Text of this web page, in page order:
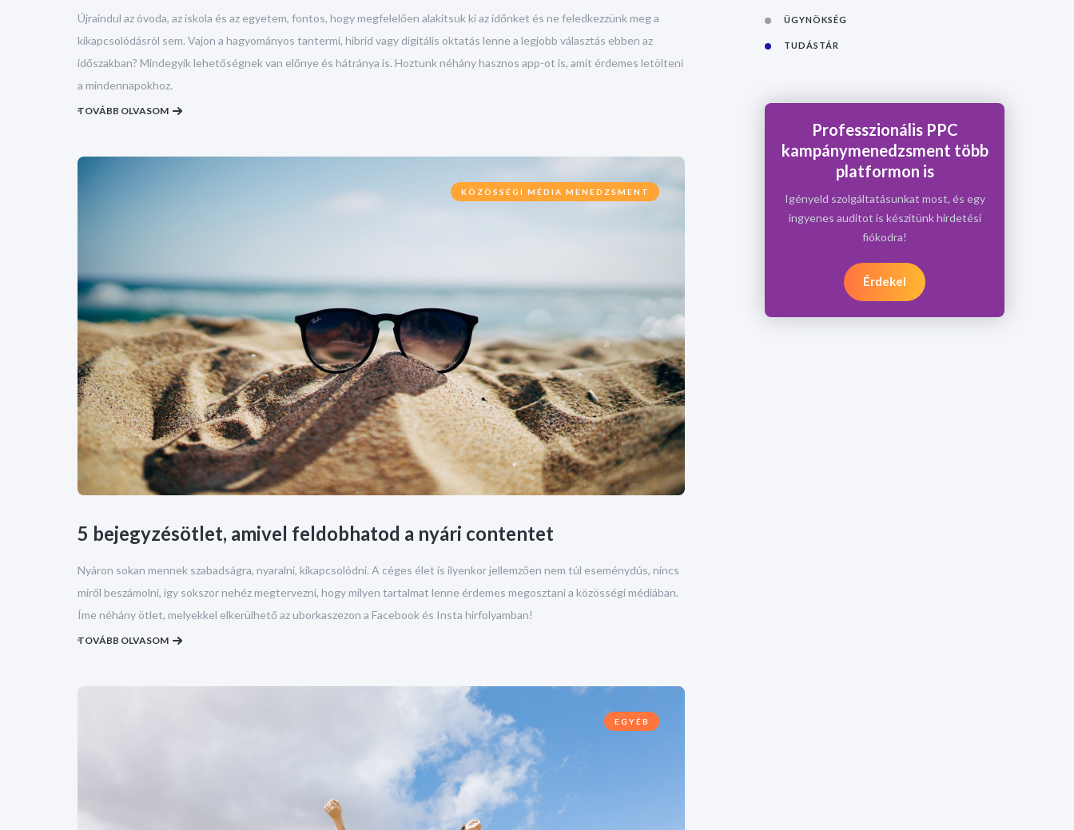
Újraindul az óvoda, az iskola és az egyetem, fontos, hogy megfelelően alakítsuk ki az időnket és ne feledkezzünk meg a
kikapcsolódásról sem. Vajon a hagyományos tantermi, hibrid vagy digitális oktatás lenne a legjobb választás ebben az
időszakban? Mindegyik lehetőségnek van előnye és hátránya is. Hoztunk néhány hasznos app-ot is, amit érdemes letölteni
a mindennapokhoz.
TOVÁBB OLVASOM
KÖZÖSSÉGI MÉDIA MENEDZSMENT
5 bejegyzésötlet, amivel feldobhatod a nyári contentet
Nyáron sokan mennek szabadságra, nyaralni, kikapcsolódni. A céges élet is ilyenkor jellemzően nem túl eseménydús, nincs
miről beszámolni, így sokszor nehéz megtervezni, hogy milyen tartalmat lenne érdemes megosztani a közösségi médiában.
Íme néhány ötlet, melyekkel elkerülhető az uborkaszezon a Facebook és Insta hírfolyamban!
TOVÁBB OLVASOM
EGYÉB
ÜGYNÖKSÉG
TUDÁSTÁR
Professzionális PPC
kampánymenedzsment több
platformon is
Igényeld szolgáltatásunkat most, és egy
ingyenes auditot is készítünk hirdetési
fiókodra!
Érdekel